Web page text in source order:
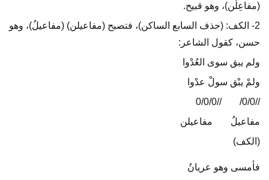
(مفاعِلُن)، وهو قبيح.
2- الكف: (حذف السابع الساكن)، فتصبح (مفاعيلن) (مفاعيلُ)، وهو
حسن، كقول الشاعر:
ولم يبق سوى العُدْوا
ولمْ يبْق سولْ عدْوا
//0/0/
//0/0/0
مفاعيلُ
مفاعيلن
(الكف)
فأمسى وهو عريانُ